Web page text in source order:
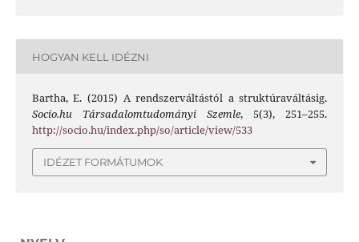
HOGYAN KELL IDÉZNI
Bartha, E. (2015) A rendszerváltástól a struktúraváltásig.
Socio.hu Társadalomtudományi Szemle, 5(3), 251–255.
http://socio.hu/index.php/so/article/view/533
IDÉZET FORMÁTUMOK